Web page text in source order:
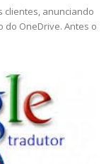
clientes, anunciando
OneDrive. Antes o